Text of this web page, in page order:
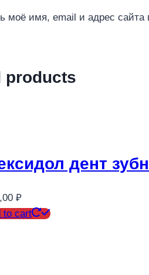
моё имя, email и адрес
products
дент
₽
to cart